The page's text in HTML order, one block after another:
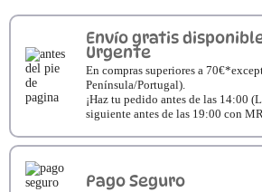
Envío gratis
Urgente
En compras superiores a
Península/Portugal).
¡Haz tu pedido antes de las 14:00
siguiente antes de las 19:00 con
Pago Seguro